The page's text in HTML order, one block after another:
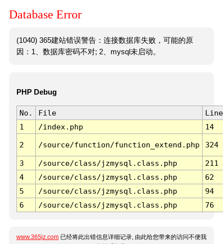
Database Error
(1040) 365建站错误警告：连接数据库失败，可能的原
因：1、数据库密码不对; 2、mysql未启动。
PHP Debug
No. File
Line
1
/index.php 14
2 /source/function/function_extend.php 324
3 /source/class/jzmysql.class.php
211
4
/source/class/jzmysql.class.php
62
5
/source/class/jzmysql.class.php
94
6
/source/class/jzmysql.class.php 76
www.365jz.com 已经将此出错信息详细记录, 由此给您带来的访问不便我